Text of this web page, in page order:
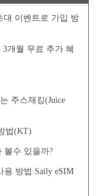
대 이벤트로 가입 방
3개월 무료 추가 혜
주스재킹(Juice
법(KT)
볼수 있을까?
용 방법 Saily eSIM